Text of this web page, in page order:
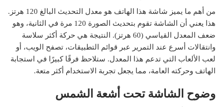
من أهم ما يميز شاشة هذا الهاتف هو معدل التحديث البالغ 120 هرتز.
هذا يعني أن الشاشة تقوم بتحديث الصورة 120 مرة في الثانية، وهو
ضعف المعدل القياسي (60 هرتز). النتيجة هي حركة أكثر سلاسة
وانتقالات أسرع عند التمرير عبر قوائم التطبيقات، تصفح الويب، أو
لعب الألعاب التي تدعم هذا المعدل. ستلاحظ فرقًا كبيرًا في استجابة
الهاتف وحركته العامة، مما يجعل تجربة الاستخدام أكثر متعة.
وضوح الشاشة تحت أشعة الشمس